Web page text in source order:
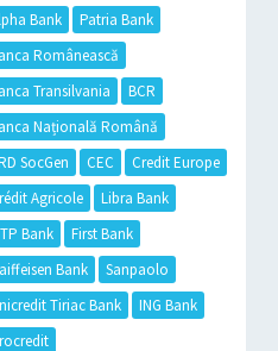
Bank
Patria Bank
Românească
Transilvania
BCR
Națională Română
SocGen
CEC
Credit Europe
Agricole
Libra Bank
Bank
First Bank
Bank
Sanpaolo
Tiriac Bank
ING Bank